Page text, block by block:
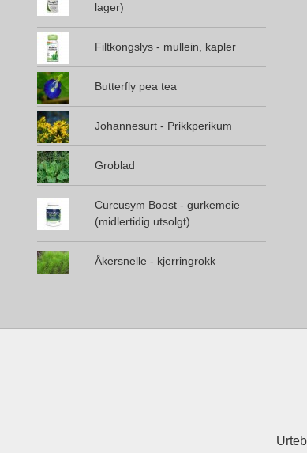
lager)
Filtkongslys - mullein, kapler
Butterfly pea tea
Johannesurt - Prikkperikum
Groblad
Curcusym Boost - gurkemeie
(midlertidig utsolgt)
Åkersnelle - kjerringrokk